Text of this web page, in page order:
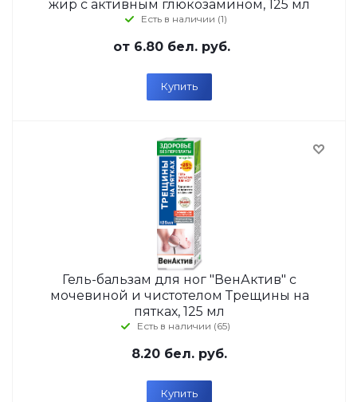
жир с активным глюкозамином, 125 мл
Есть в наличии (1)
от 6.80 бел. руб.
Купить
Гель-бальзам для ног "ВенАктив" с
мочевиной и чистотелом Трещины на
пятках, 125 мл
Есть в наличии (65)
8.20 бел. руб.
Купить